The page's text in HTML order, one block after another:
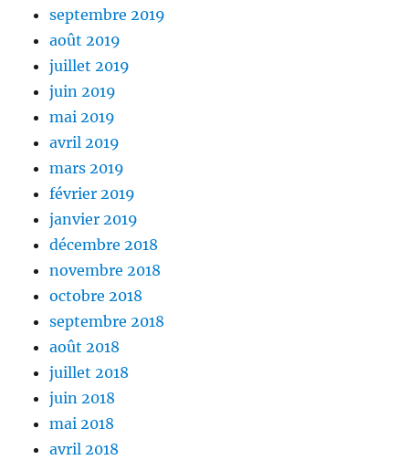
septembre 2019
août 2019
juillet 2019
juin 2019
mai 2019
avril 2019
mars 2019
février 2019
janvier 2019
décembre 2018
novembre 2018
octobre 2018
septembre 2018
août 2018
juillet 2018
juin 2018
mai 2018
avril 2018